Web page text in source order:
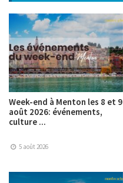
Week-end à Menton les 8 et 9
août 2026: événements,
culture ...
5 août 2026